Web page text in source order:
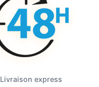
Livraison express